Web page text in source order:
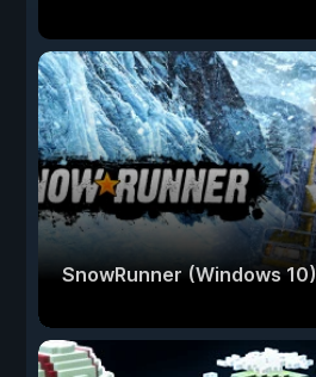
SnowRunner (Windows 10)